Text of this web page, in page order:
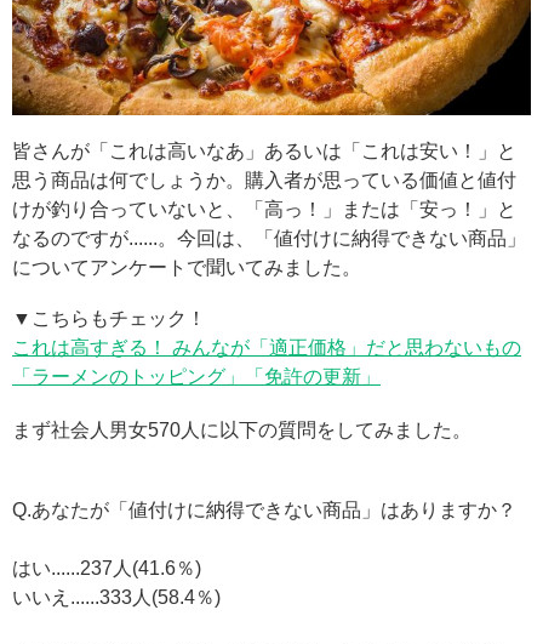
皆さんが「これは高いなあ」あるいは「これは安い！」と
思う商品は何でしょうか。購入者が思っている価値と値付
けが釣り合っていないと、「高っ！」または「安っ！」と
なるのですが......。今回は、「値付けに納得できない商品」
についてアンケートで聞いてみました。
▼こちらもチェック！
これは高すぎる！ みんなが「適正価格」だと思わないもの
「ラーメンのトッピング」「免許の更新」
まず社会人男女570人に以下の質問をしてみました。
Q.あなたが「値付けに納得できない商品」はありますか？
はい......237人(41.6％)
いいえ......333人(58.4％)